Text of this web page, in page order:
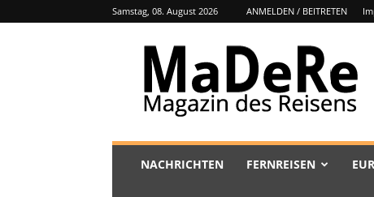
Samstag, 08. August 2026 ANMELDEN / BEITRETEN
MaDeRe
NACHRICHTEN FERNREISEN